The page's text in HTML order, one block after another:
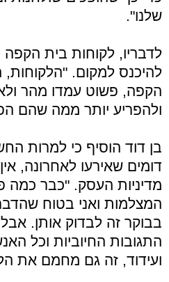
שלנו".
לדבריו, לקוחות בית הקפה
להיכנס למקום.
הקפה, פשוט עמדו מהר
ולהפריע יותר ממה שהם
בן דוד הוסיף כי למרות
דומים שאירעו לאחרונה,
מדיניות העסק. "כבר
המצלמות ואני בטוח
בבוקר זה לבדוק אותן.
התגובות החיוביות וכל
ועידוד, זה גם מחמם את